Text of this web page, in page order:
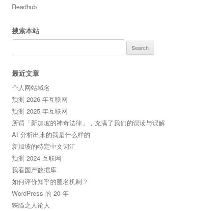
Readhub
搜索本站
for:
最近文章
个人网站域名
预测 2026 年互联网
预测 2025 年互联网
所谓「新加坡的神奇法律」，充满了我们的误读与误解
AI 分析出来的我是什么样的
新加坡的特定中文词汇
预测 2024 互联网
我看国产数据库
如何评价知乎的匿名机制？
WordPress 的 20 年
狹隘之人论人